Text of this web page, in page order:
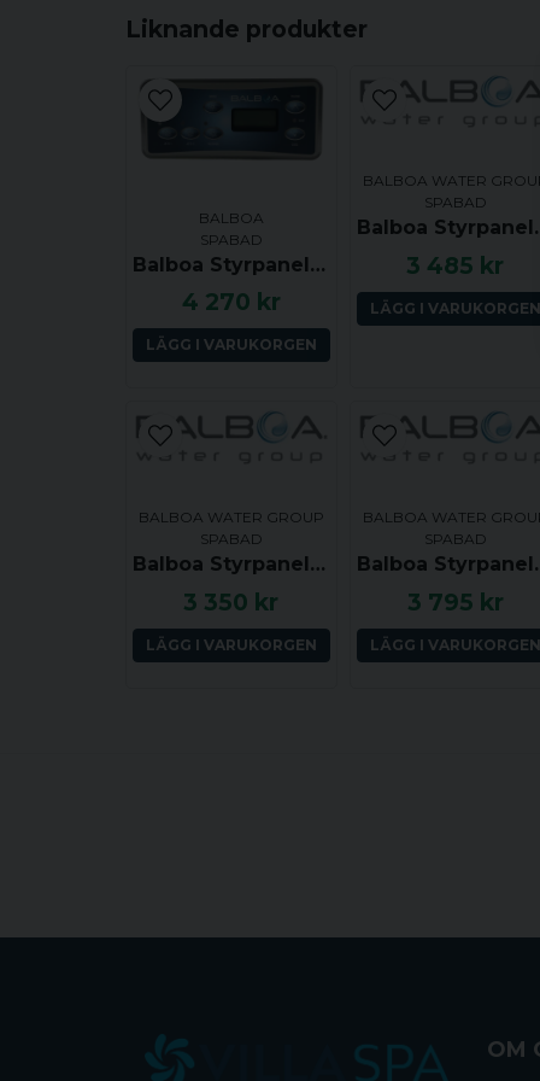
Liknande produkter
BALBOA
SPABAD
Balboa Styrpanel ML551 - Jets 1, Light, Mode, Jets 2, Jets 3, Jets 4, Warm, Cool - 55600
4 270 kr
LÄGG I VARUKORGEN
BALBOA WATER
SPABAD
Balboa
3 485 kr
LÄGG I VARUKORGEN
BALBOA WATER GROUP
SPABAD
Balboa Styrpanel ML260 - Jet, Aux, Temp, Light - 54270
3 350 kr
LÄGG I VARUKORGEN
BALBOA WATER
SPABAD
Balboa Styrpanel
3 795 kr
LÄGG I VARUKORGEN
OM